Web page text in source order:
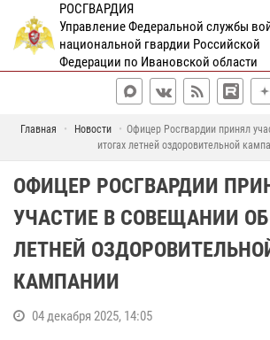
РОСГВАРДИЯ
Управление Федеральной службы
национальной гвардии Российской
Федерации по Ивановской области
Главная Новости
Офицер Росгвардии принял
итогах летней оздоровительной
ОФИЦЕР РОСГВАРДИИ
УЧАСТИЕ В СОВЕЩАНИИ
ЛЕТНЕЙ
КАМПАНИИ
04 декабря 2025, 14:05